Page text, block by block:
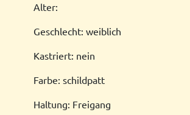
Alter:
Geschlecht: weiblich
Kastriert: nein
Farbe: schildpatt
Haltung: Freigang